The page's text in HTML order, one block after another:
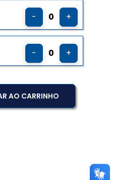
- 0 +
- 0 +
AO CARRINHO